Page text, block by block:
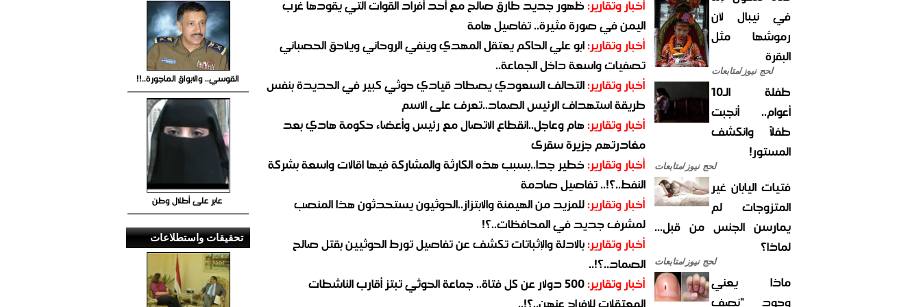
في نيبال لأن
رموشها مثل
البقرة
لحج نيوز/متابعات
طفلة الـ10
أعوام.. أنجبت
طفلاً وانكشف
المستور!
لحج نيوز/متابعات
فتيات اليابان غير
المتزوجات لم
يمارسن الجنس من قبل...
لماذا؟
لحج نيوز/متابعات
ماذا يعني
وجود "نصف
أخبار وتقارير:ظهور جديد طارق صالح مع أحد أفراد القوات التي يقودها غرب
اليمن في صورة مثيرة.. تفاصيل هامة
أخبار وتقارير:ابو علي الحاكم يعتقل المهدي وينفي الروحاني ويلاحق الحصباني
تصفيات واسعة داخل الجماعة..
أخبار وتقارير:التحالف السعودي يصطاد قيادي حوثي كبير في الحديدة بنفس
طريقة استهداف الرئيس الصماد..تعرف على الاسم
أخبار وتقارير:هام وعاجل..انقطاع الاتصال مع رئيس وأعضاء حكومة هادي بعد
مغادرتهم جزيرة سقرى
أخبار وتقارير:خطير جدا..بسبب هذه الكارثة والمشاركة فيها اقالات واسعة بشركة
النفط..؟!.. تفاصيل صادمة
أخبار وتقارير:للمزيد من الهيمنة والابتزاز..الحوثيون يستحدثون هذا المنصب
لمشرف جديد في المحافظات..؟!
أخبار وتقارير:بالادلة والإثباتات تكشف عن تفاصيل تورط الحوثيين بقتل صالح
الصماد..؟!..
أخبار وتقارير:
500 دولار عن كل فتاة.. جماعة الحوثي تبتز أقارب الناشطات
القوسي.. والابواق الماجورة..!!
عابر على أطلال وطن
تحقيقات واستطلاعات